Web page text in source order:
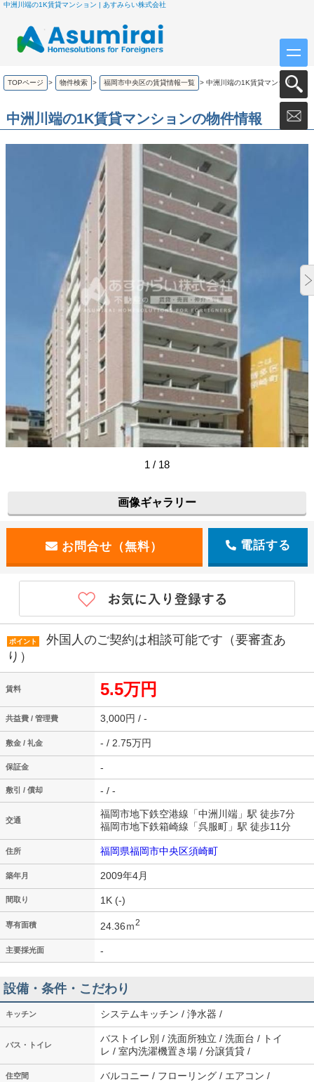
中洲川端の1K賃貸マンション | あすみらい株式会社
TOPページ > 物件検索 > 福岡市中央区の賃貸情報一覧 > 中洲川端の1K賃貸マンション
中洲川端の1K賃貸マンションの物件情報
【建物外観】
1 / 18
画像ギャラリー
電話する
ポイント
外国人のご契約は相談可能です（要審査あ
り）
賃料 5.5万円
共益費 / 管理費 3,000円 / -
敷金 / 礼金 - / 2.75万円
保証金 -
敷引 / 償却 - / -
交通
福岡市地下鉄空港線「中洲川端」駅 徒歩7分
福岡市地下鉄箱崎線「呉服町」駅 徒歩11分
住所 福岡県福岡市中央区須崎町
築年月 2009年4月
間取り 1K (-)
専有面積 24.36ｍ2
主要採光面 -
設備・条件・こだわり
キッチン システムキッチン / 浄水器 /
バス・トイレ
バストイレ別 / 洗面所独立 / 洗面台 / トイ
レ / 室内洗濯機置き場 / 分譲賃貸 /
住空間 バルコニー / フローリング / エアコン /